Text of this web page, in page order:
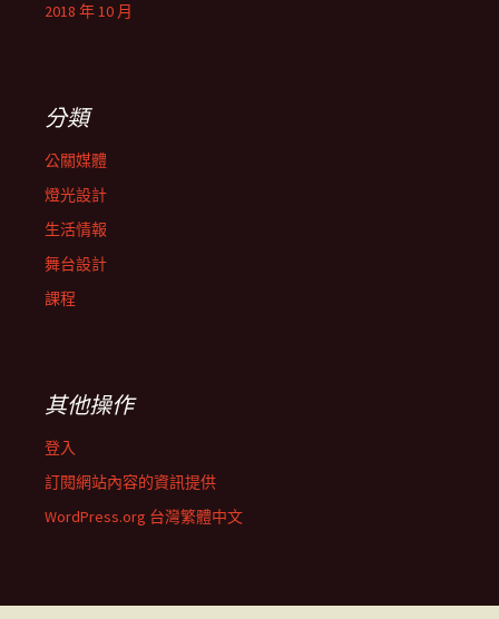
2018 年 10 月
分類
公關媒體
燈光設計
生活情報
舞台設計
課程
其他操作
登入
訂閱網站內容的資訊提供
WordPress.org 台灣繁體中文